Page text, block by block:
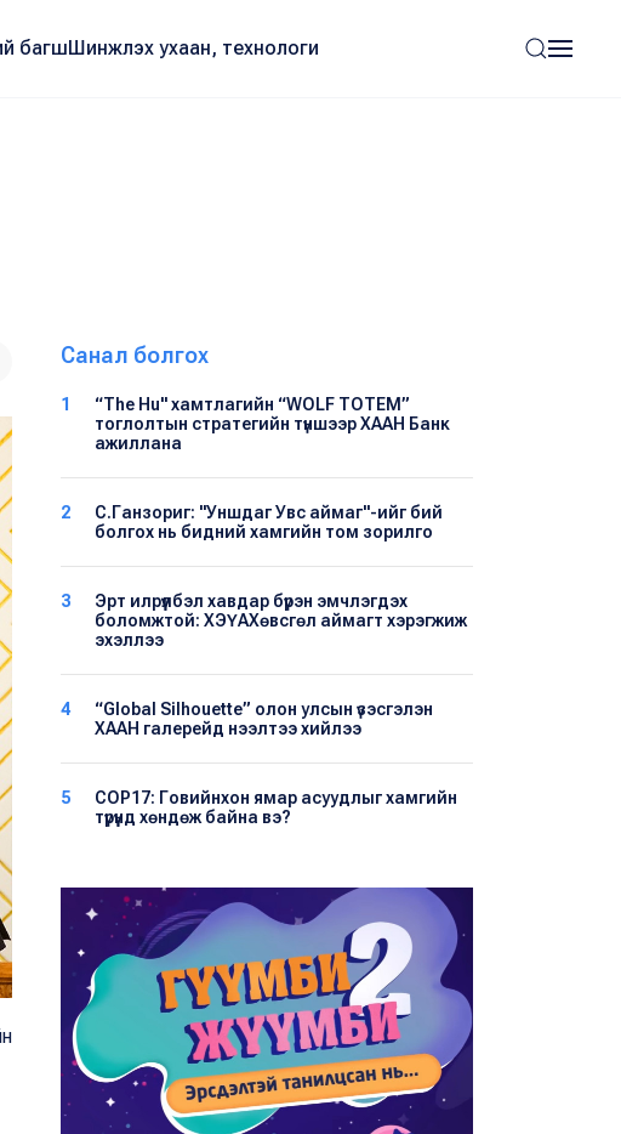
багшШинжлэх ухаан, технологи
Санал болгох
1
“The Hu" хамтлагийн “WOLF TOTEM”
тоглолтын стратегийн түншээр ХААН Банк
ажиллана
2
С.Ганзориг: "Уншдаг Увс аймаг"-ийг бий
болгох нь бидний хамгийн том зорилго
3
Эрт илрүүлбэл хавдар бүрэн эмчлэгдэх
боломжтой: ХЭҮА​Хөвсгөл аймагт хэрэгжиж
эхэллээ
4
“Global Silhouette” олон улсын үзэсгэлэн
ХААН галерейд нээлтээ хийлээ
5
COP17: Говийнхон ямар асуудлыг хамгийн
түрүүнд хөндөж байна вэ?